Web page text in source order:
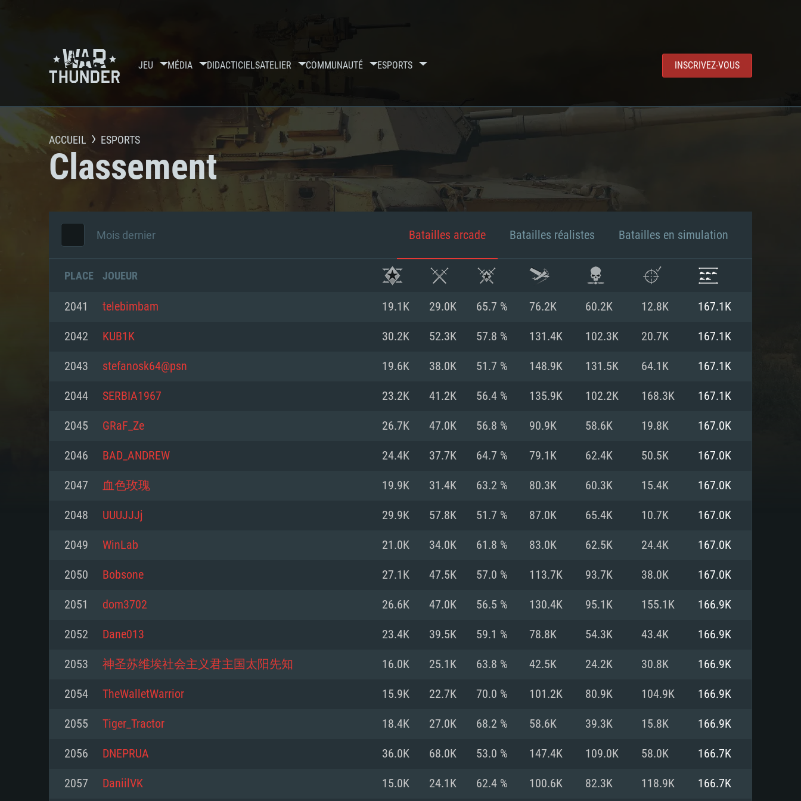
JEU MÉDIA DIDACTICIELSATELIER COMMUNAUTÉ ESPORTS INSCRIVEZ-VOUS
CONFIGURATION SYSTÈME REQUISE
Minimum
Mémoire: 4 GB
Carte graphique supportant DirectX 11: AMD
Radeon 77XX / NVIDIA GeForce GTX 660. La
résolution minimale supportée par le jeu est de
Recommandée
Carte graphique supportant DirectX 11 ou plus et
drivers: Nvidia GeForce 1060 et plus, Radeon RX
570 et plus.
Connection: Connexion Internet à haut débit
Minimum
processeurs Intel Xeon ne sont pas supportés)
Mémoire: 6 GB
Carte graphique: Intel Iris Pro 5200 (Mac), ou
analogue AMD/Nvidia. La résolution minimale
Recommandée
ne sont pas supportés)
Mémoire: 8 GB
Carte graphique: Radeon Vega II ou plus avec
support de Metal
Connection: Connexion Internet à haut débit
Minimum
modernes
Processeur: Dual-Core 2.4 GHz
Mémoire: 4 GB
Carte graphique: NVIDIA 660 avec les derniers
drivers (moins de 6 mois) / de même pour AMD
de 720p)
Recommandée
Carte graphique: NVIDIA 1060 avec les derniers
drivers (moins de 6 mois) / de même pour AMD
(Radeon RX 570) avec les derniers drivers de
ACCUEIL ESPORTS
Classement
Mois dernier Batailles arcade Batailles réalistes Batailles en simulation
PLACE JOUEUR
2041 telebimbam 19.1K 29.0K 65.7 % 76.2K 60.2K 12.8K 167.1K
2042 KUB1K 30.2K 52.3K 57.8 % 131.4K 102.3K 20.7K 167.1K
2043 stefanosk64@psn 19.6K 38.0K 51.7 % 148.9K 131.5K 64.1K 167.1K
2044 SERBIA1967 23.2K 41.2K 56.4 % 135.9K 102.2K 168.3K 167.1K
2045 GRaF_Ze 26.7K 47.0K 56.8 % 90.9K 58.6K 19.8K 167.0K
2046 BAD_ANDREW 24.4K 37.7K 64.7 % 79.1K 62.4K 50.5K 167.0K
2047 血色玫瑰 19.9K 31.4K 63.2 % 80.3K 60.3K 15.4K 167.0K
2048 UUUJJJj 29.9K 57.8K 51.7 % 87.0K 65.4K 10.7K 167.0K
2049 WinLab 21.0K 34.0K 61.8 % 83.0K 62.5K 24.4K 167.0K
2050 Bobsone 27.1K 47.5K 57.0 % 113.7K 93.7K 38.0K 167.0K
2051 dom3702 26.6K 47.0K 56.5 % 130.4K 95.1K 155.1K 166.9K
2052 Dane013 23.4K 39.5K 59.1 % 78.8K 54.3K 43.4K 166.9K
2053 神圣苏维埃社会主义君主国太阳先知 16.0K 25.1K 63.8 % 42.5K 24.2K 30.8K 166.9K
2054 TheWalletWarrior 15.9K 22.7K 70.0 % 101.2K 80.9K 104.9K 166.9K
2055 Tiger_Tractor 18.4K 27.0K 68.2 % 58.6K 39.3K 15.8K 166.9K
2056 DNEPRUA 36.0K 68.0K 53.0 % 147.4K 109.0K 58.0K 166.7K
2057 DaniilVK 15.0K 24.1K 62.4 % 100.6K 82.3K 118.9K 166.7K